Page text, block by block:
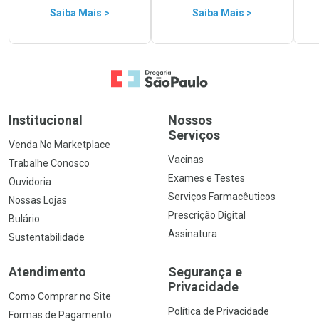
Saiba Mais > Saiba Mais >
Ir para a Home
Institucional
Venda No Marketplace
Trabalhe Conosco
Ouvidoria
Nossas Lojas
Bulário
Sustentabilidade
Nossos
Serviços
Vacinas
Exames e Testes
Serviços Farmacêuticos
Prescrição Digital
Assinatura
Atendimento
Como Comprar no Site
Formas de Pagamento
Segurança e
Privacidade
Política de Privacidade